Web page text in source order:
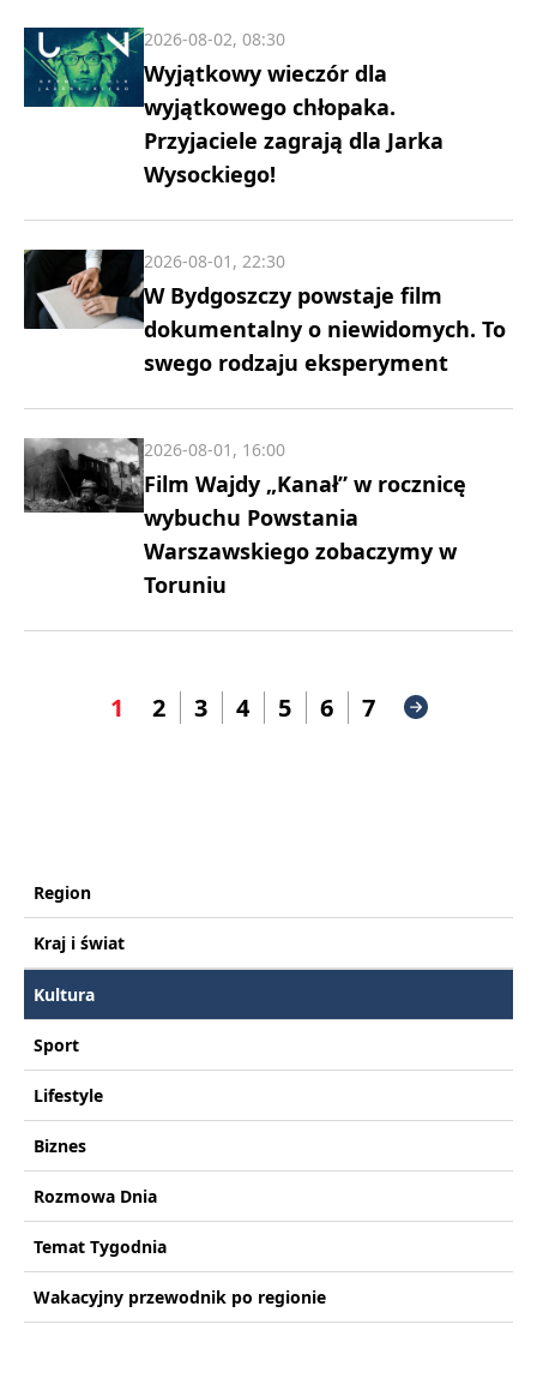
Wyjątkowy wieczór dla
wyjątkowego chłopaka.
Przyjaciele zagrają dla Jarka
Wysockiego!
2026-08-02, 08:30
W Bydgoszczy powstaje film
dokumentalny o niewidomych. To
swego rodzaju eksperyment
2026-08-01, 22:30
Film Wajdy „Kanał” w rocznicę
wybuchu Powstania
Warszawskiego zobaczymy w
Toruniu
2026-08-01, 16:00
1 2 3 4 5 6 7
Region
Kraj i świat
Kultura
Sport
Lifestyle
Biznes
Rozmowa Dnia
Temat Tygodnia
Wakacyjny przewodnik po regionie